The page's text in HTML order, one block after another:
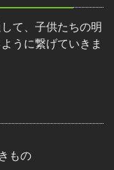
て、子供たちの明
うに繋げていきま
もの